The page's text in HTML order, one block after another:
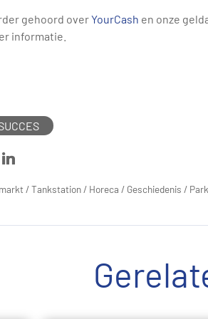
gehoord overYourCash en onze
informatie.
/Tankstation / Horeca / Geschiedenis /